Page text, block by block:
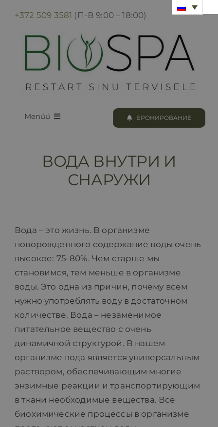
content
+372 509 3581 (П-В 9:00 – 18:00)
Menüü
ПРОГРАММЫ И ПРОЦЕДУРЫ
БЛОГ
МАГАЗИН
КОНТАКТ
БРОНИРОВАНИЕ
ВОДА ВНУТРИ И
СНАРУЖИ
Вода – это жизнь. В организме
новорожденного содержание воды очень
высокое: 75-80%. Чем старше мы
становимся, тем меньше в организме
воды. Это одна из причин, почему всем
нужно употреблять воду в достаточном
количестве. Вода – незаменимое
питательное вещество с очень
динамичной структурой. В нашем
организме вода является универсальным
раствором, обеспечивающим многие
энзимные реакции и транспортирующим
в ткани необходимые вещества. Все
биохимические процессы в организме